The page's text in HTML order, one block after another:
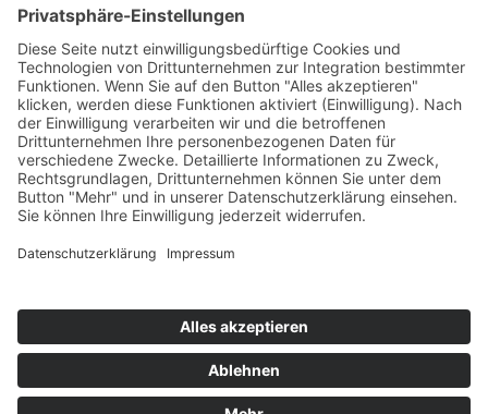
Jahrescharts
Top 100
Hot 50
Top Neueinsteiger
Highscores
DJ-Promo buchen